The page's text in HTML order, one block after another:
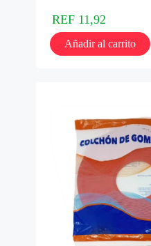
REF 11,92
Añadir al carrito